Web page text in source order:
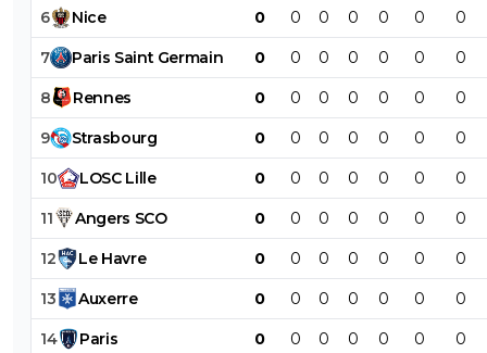
6 Nice 0 0 0 0 0 0 0
7 Paris Saint Germain 0 0 0 0 0 0 0
8 Rennes 0 0 0 0 0 0 0
9 Strasbourg 0 0 0 0 0 0 0
10 LOSC Lille 0 0 0 0 0 0 0
11 Angers SCO 0 0 0 0 0 0 0
12 Le Havre 0 0 0 0 0 0 0
13 Auxerre 0 0 0 0 0 0 0
14 Paris 0 0 0 0 0 0 0